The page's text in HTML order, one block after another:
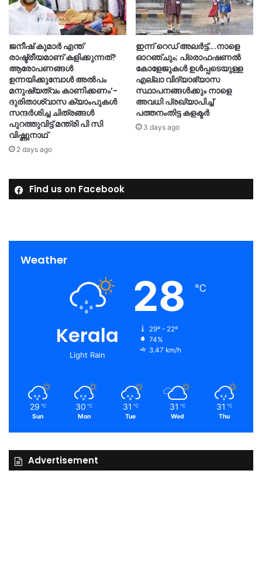
ജനീഷ് കുമാർ എന്ത്
രാഷ്ട്രീയമാണ് കളിക്കുന്നത്?
ആരോപണങ്ങൾ
ഉന്നയിക്കുമ്പോൾ അൽപം
മനുഷ്യത്വം കാണിക്കണം’-
ദുരിതാശ്വാസ ക്യാംപുകള്‍
സന്ദര്‍ശിച്ച ചിത്രങ്ങള്‍
പുറത്തുവിട്ട് മന്ത്രി പി സി
വിഷ്ണുനാഥ്
2 days ago
ഇന്ന് റെഡ് അലർട്ട്….നാളെ
ഓറഞ്ചും; പ്രൊഫഷണൽ
കോളേജുകൾ ഉൾപ്പടെയുള്ള
എല്ലാ വിദ്യാഭ്യാസ
സ്ഥാപനങ്ങൾക്കും നാളെ
അവധി പ്രഖ്യാപിച്ച്
പത്തനംതിട്ട കളക്ടർ
3 days ago
Find us on Facebook
Weather
Kerala
Light Rain
28 ℃
29º - 22º
74%
3.47 km/h
29 ℃
Sun
30 ℃
Mon
31 ℃
Tue
31 ℃
Wed
31 ℃
Thu
Advertisement